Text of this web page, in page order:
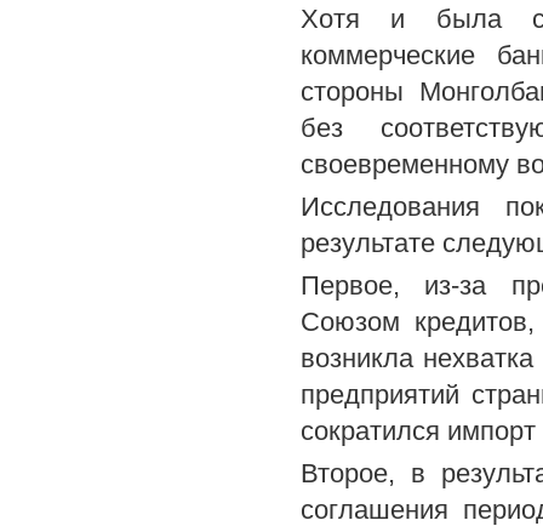
Хотя и была
коммерческие
стороны
без
своевременному
Исследования
результате
Первое, из-за
Союзом
возникла
предприятий
сократился
Второе, в
соглашения